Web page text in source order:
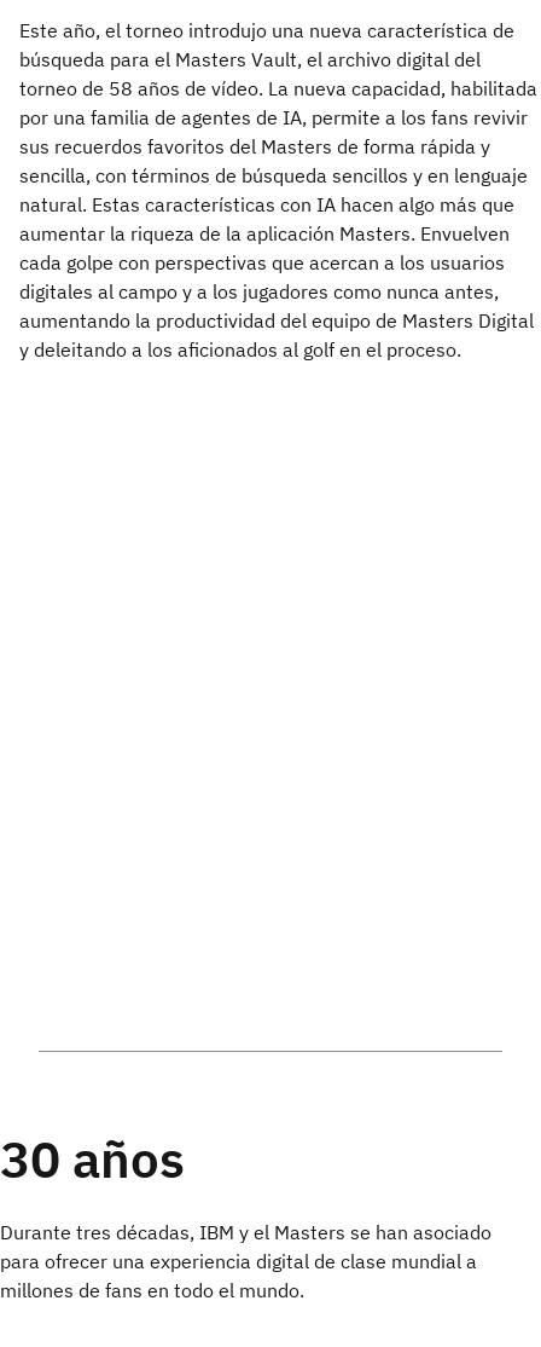
Este año, el torneo introdujo una nueva característica de
búsqueda para el Masters Vault, el archivo digital del
torneo de 58 años de vídeo. La nueva capacidad, habilitada
por una familia de agentes de IA, permite a los fans revivir
sus recuerdos favoritos del Masters de forma rápida y
sencilla, con términos de búsqueda sencillos y en lenguaje
natural. Estas características con IA hacen algo más que
aumentar la riqueza de la aplicación Masters. Envuelven
cada golpe con perspectivas que acercan a los usuarios
digitales al campo y a los jugadores como nunca antes,
aumentando la productividad del equipo de Masters Digital
y deleitando a los aficionados al golf en el proceso.
30 años
Durante tres décadas, IBM y el Masters se han asociado
para ofrecer una experiencia digital de clase mundial a
millones de fans en todo el mundo.